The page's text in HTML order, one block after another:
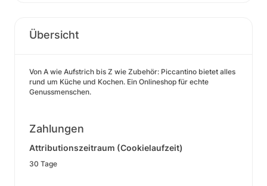
Übersicht
Von A wie Aufstrich bis Z wie Zubehör: Piccantino bietet alles
rund um Küche und Kochen. Ein Onlineshop für echte
Genussmenschen.
Zahlungen
Attributionszeitraum (Cookielaufzeit)
30 Tage